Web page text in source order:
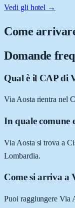
Vedi gli hotel →
Come
Domande
Qual è il CAP di
Via Aosta rientra nel
In quale comune
Via Aosta si trova a
Lombardia.
Come si arriva a
Puoi raggiungere Via